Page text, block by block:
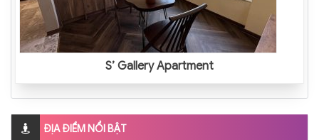
S’ Gallery Apartment
ĐỊA ĐIỂM NỔI BẬT